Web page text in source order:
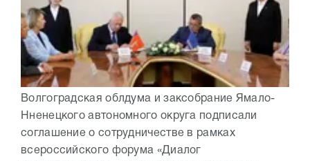
Волгоградская облдума и заксобрание Ямало-
Нненецкого автономного округа подписали
соглашение о сотрудничестве в рамках
всероссийского форума «Диалог